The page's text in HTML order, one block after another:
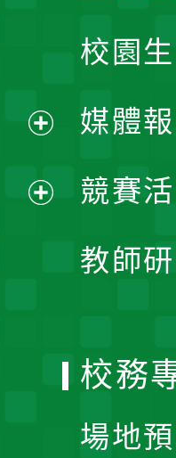
校園
媒體
競賽
教師
開
校務
場地